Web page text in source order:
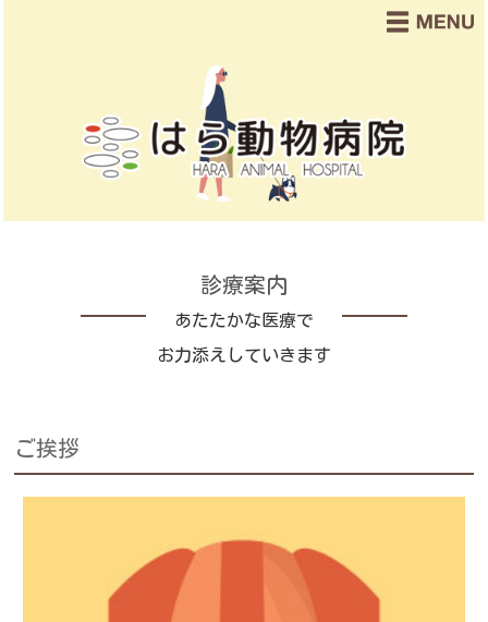
診療案内
あたたかな医療で
お力添えしていきます
ご挨拶